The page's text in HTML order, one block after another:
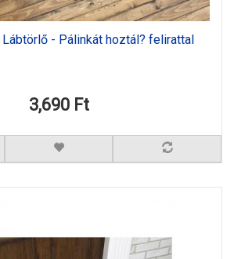
- Pálinkát hoztál? felirattal
3,690 Ft